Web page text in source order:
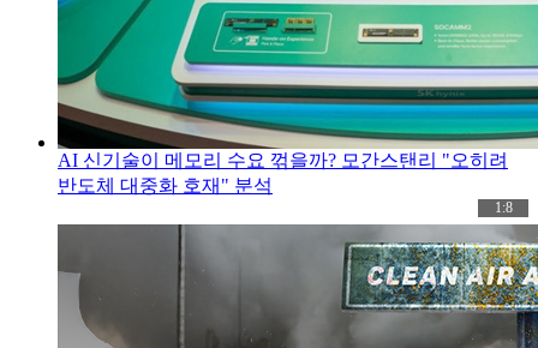
AI 신기술이 메모리 수요 꺾을까? 모간스탠리 "오히려
반도체 대중화 호재" 분석
1:8